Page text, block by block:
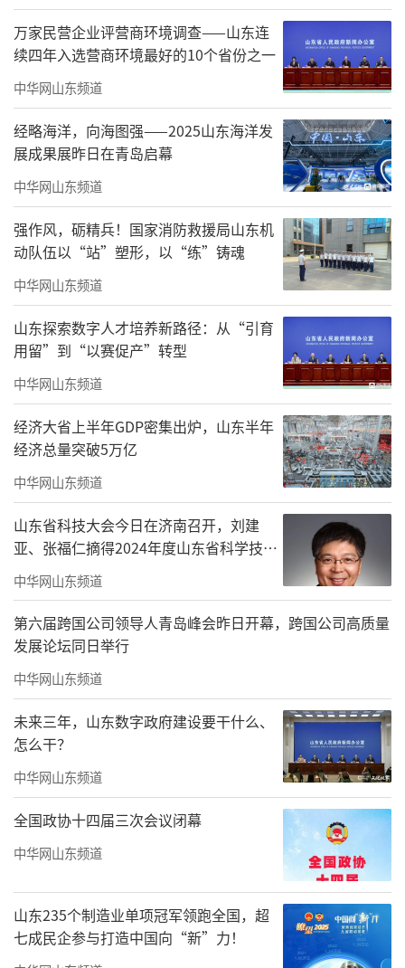
城市，整体排名波动平缓，印证全国各大城市
书香建设久久为功、成效稳固；仅有小幅位次
优化、一座城市新晋入围，没有城市大幅掉
队、没有板块格局洗牌，足见全域书香建设稳
步推进、持续深耕。
这份“变与不变”的榜单，既是对过去一
年全民阅读成果的全面复盘，更是对未来城市
文化建设方向的清晰指引。
榜单核心研判：不变守根基，微变焕新力
榜单最核心的“不变”，是98%的高复榜
率——50座上榜城市中，49座连续两年跻身榜
单，排名整体波动极小，这一数据直观印证了
中国书香城市建设的稳健步伐。
过去一年，各复榜城市沿着既定路径深耕
细作、久久为功，没有盲目跟风，而是立足自
身禀赋迭代升级，共同筑牢了全国书香城市建
设的基本盘，让全民阅读的社会氛围愈发浓
这份“不变”的背后，是分层发力、全域
共进的建设格局：头部城市持续夯实公共文化
资源底座，新一线城市深耕阅读场景融合创
新，二三线城市全力补齐服务短板、完善基层
阅读网络。
从一线城市到中小城市，从东部沿海到中
西部腹地，全民阅读不再是少数城市的专属标
签，而是成为全国城市文化建设的共同追求。
这种坚守，是对“书香兴城、文化润民”理念
的深刻践行，更是城市文化软实力持续提升的
底气所在。
万家民营企业评营商环境调查——山东连
续四年入选营商环境最好的10个省份之一
中华网山东频道
经略海洋，向海图强——2025山东海洋发
展成果展昨日在青岛启幕
中华网山东频道
强作风，砺精兵！国家消防救援局山东机
动队伍以“站”塑形，以“练”铸魂
中华网山东频道
山东探索数字人才培养新路径：从“引育
用留”到“以赛促产”转型
中华网山东频道
经济大省上半年GDP密集出炉，山东半年
经济总量突破5万亿
中华网山东频道
山东省科技大会今日在济南召开，刘建
亚、张福仁摘得2024年度山东省科学技术
奖最高奖！
中华网山东频道
第六届跨国公司领导人青岛峰会昨日开幕，跨国公司高质量
发展论坛同日举行
中华网山东频道
未来三年，山东数字政府建设要干什么、
怎么干？
中华网山东频道
全国政协十四届三次会议闭幕
中华网山东频道
山东235个制造业单项冠军领跑全国，超
七成民企参与打造中国向“新”力！